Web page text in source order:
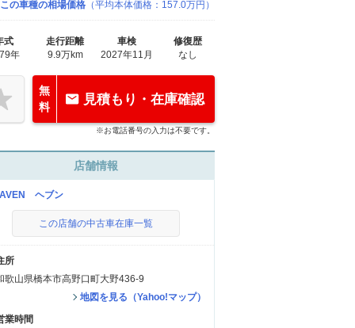
この車種の相場価格 （平均本体価格：157.0万円）
式
年
走行距離
9.9万km
車検
2027年11月
修復歴
なし
無
料
見積もり・在庫確認
※お電話番号の入力は不要です。
店舗情報
ヘブン
この店舗の中古車在庫一覧
所
歌山県橋本市高野口町大野436-9
地図を見る（Yahoo!マップ）
業時間